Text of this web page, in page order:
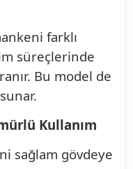
farklı
süreçlerinde
Bu model de
Kullanım
sağlam gövdeye